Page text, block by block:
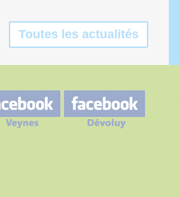
Toutes les actualités